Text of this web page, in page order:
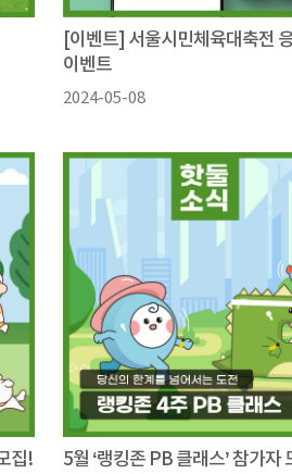
[이벤트] 서울시민체육대축전
이벤트
2024-05-08
집! 5월 ‘랭킹존 PB 클래스’ 참가자